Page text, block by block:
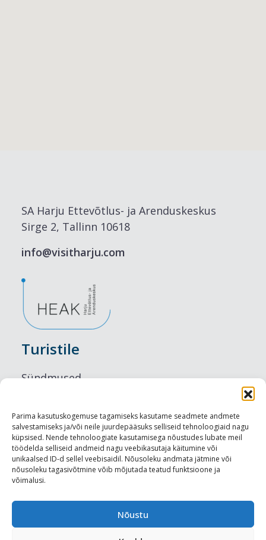
Parima kasutuskogemuse tagamiseks kasutame seadmete andmete
salvestamiseks ja/või neile juurdepääsuks selliseid tehnoloogiaid nagu
küpsised. Nende tehnoloogiate kasutamisega nõustudes lubate meil
töödelda selliseid andmeid nagu veebikasutaja käitumine või
unikaalsed ID-d sellel veebisaidil. Nõusoleku andmata jätmine või
nõusoleku tagasivõtmine võib mõjutada teatud funktsioone ja
võimalusi.
Nõustu
SA Harju Ettevõtlus- ja Arenduskeskus
Sirge 2, Tallinn 10618
info@visitharju.com
Turistile
Sündmused
Maitseelamused
Vaatamisväärsused
Visit Tallinn
Turismiprofessionaalile